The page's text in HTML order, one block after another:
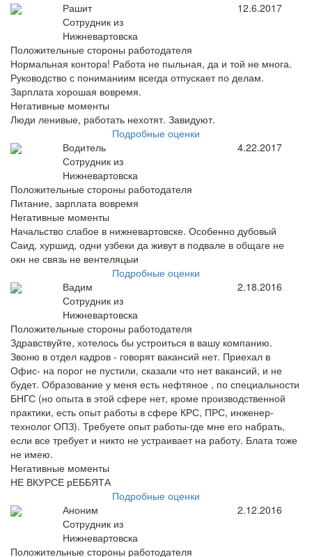
Рашит
Сотрудник из
Нижневартовска
12.6.2017
Положительные стороны работодателя
Нормальная контора! Работа не пыльная, да и той не многа.
Руководство с пониманиим всегда отпускает по делам.
Зарплата хорошая вовремя.
Негативные моменты
Люди ленивые, работать нехотят. Завидуют.
Подробные оценки
Водитель
Сотрудник из
Нижневартовска
4.22.2017
Положительные стороны работодателя
Питание, зарплата вовремя
Негативные моменты
Начальство слабое в нижневартовске. Особенно дубовый
Саид, хуршид, одни узбеки да живут в подвале в общаге не
окн не связь не вентеляцыи
Подробные оценки
Вадим
Сотрудник из
Нижневартовска
2.18.2016
Положительные стороны работодателя
Здравствуйте, хотелось бы устроиться в вашу компанию.
Звоню в отдел кадров - говорят вакансий нет. Приехал в
Офис- на порог не пустили, сказали что нет вакансий, и не
будет. Образование у меня есть нефтяное , по специальности
БНГС (но опыта в этой сфере нет, кроме производственной
практики, есть опыт работы в сфере КРС, ПРС, инженер-
технолог ОПЗ). Требуете опыт работы-где мне его набрать,
если все требует и никто не устраивает на работу. Блата тоже
не имею.
Негативные моменты
НЕ ВКУРСЕ рЕББЯТА
Подробные оценки
Аноним
Сотрудник из
Нижневартовска
2.12.2016
Положительные стороны работодателя